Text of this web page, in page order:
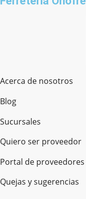
Acerca de nosotros
Blog
Sucursales
Quiero ser proveedor
Portal de proveedores
Quejas y sugerencias